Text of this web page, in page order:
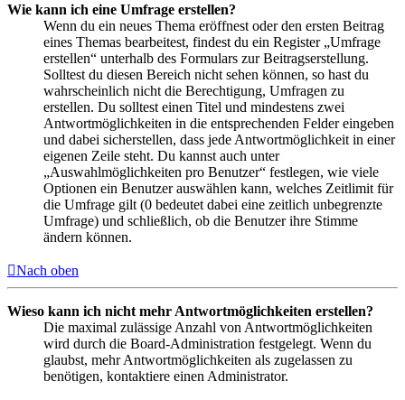
Wie kann ich eine Umfrage erstellen?
Wenn du ein neues Thema eröffnest oder den ersten Beitrag
eines Themas bearbeitest, findest du ein Register „Umfrage
erstellen“ unterhalb des Formulars zur Beitragserstellung.
Solltest du diesen Bereich nicht sehen können, so hast du
wahrscheinlich nicht die Berechtigung, Umfragen zu
erstellen. Du solltest einen Titel und mindestens zwei
Antwortmöglichkeiten in die entsprechenden Felder eingeben
und dabei sicherstellen, dass jede Antwortmöglichkeit in einer
eigenen Zeile steht. Du kannst auch unter
„Auswahlmöglichkeiten pro Benutzer“ festlegen, wie viele
Optionen ein Benutzer auswählen kann, welches Zeitlimit für
die Umfrage gilt (0 bedeutet dabei eine zeitlich unbegrenzte
Umfrage) und schließlich, ob die Benutzer ihre Stimme
ändern können.
Nach oben
Wieso kann ich nicht mehr Antwortmöglichkeiten erstellen?
Die maximal zulässige Anzahl von Antwortmöglichkeiten
wird durch die Board-Administration festgelegt. Wenn du
glaubst, mehr Antwortmöglichkeiten als zugelassen zu
benötigen, kontaktiere einen Administrator.